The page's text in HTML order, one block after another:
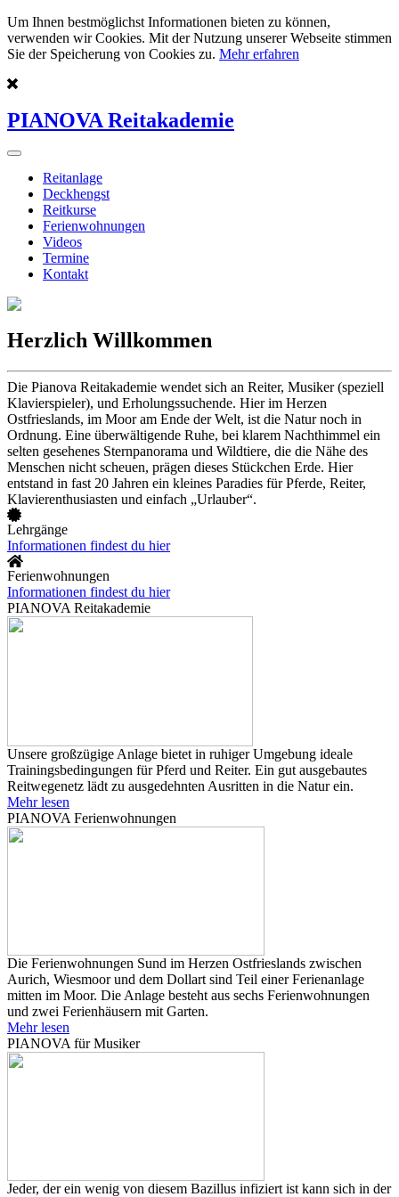
Um Ihnen bestmöglichst Informationen bieten zu können,
verwenden wir Cookies. Mit der Nutzung unserer Webseite stimmen
Sie der Speicherung von Cookies zu. Mehr erfahren
PIANOVA Reitakademie
Reitanlage
Deckhengst
Reitkurse
Ferienwohnungen
Videos
Termine
Kontakt
Herzlich Willkommen
Die Pianova Reitakademie wendet sich an Reiter, Musiker (speziell
Klavierspieler), und Erholungssuchende. Hier im Herzen
Ostfrieslands, im Moor am Ende der Welt, ist die Natur noch in
Ordnung. Eine überwältigende Ruhe, bei klarem Nachthimmel ein
selten gesehenes Sternpanorama und Wildtiere, die die Nähe des
Menschen nicht scheuen, prägen dieses Stückchen Erde. Hier
entstand in fast 20 Jahren ein kleines Paradies für Pferde, Reiter,
Klavierenthusiasten und einfach „Urlauber“.
Lehrgänge
Informationen findest du hier
Ferienwohnungen
Informationen findest du hier
PIANOVA Reitakademie
Unsere großzügige Anlage bietet in ruhiger Umgebung ideale
Trainingsbedingungen für Pferd und Reiter. Ein gut ausgebautes
Reitwegenetz lädt zu ausgedehnten Ausritten in die Natur ein.
Mehr lesen
PIANOVA Ferienwohnungen
Die Ferienwohnungen Sund im Herzen Ostfrieslands zwischen
Aurich, Wiesmoor und dem Dollart sind Teil einer Ferienanlage
mitten im Moor. Die Anlage besteht aus sechs Ferienwohnungen
und zwei Ferienhäusern mit Garten.
Mehr lesen
PIANOVA für Musiker
Jeder, der ein wenig von diesem Bazillus infiziert ist kann sich in der